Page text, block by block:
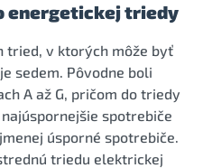
energetickej triedy
tried, v ktorých môže byť
sedem. Pôvodne boli
A až G, pričom do triedy
spotrebiče
úsporné spotrebiče.
triedu elektrickej